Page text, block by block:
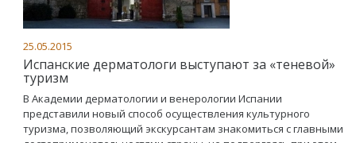
25.05.2015
Испанские дерматологи выступают за «теневой»
туризм
В Академии дерматологии и венерологии Испании
представили новый способ осуществления культурного
туризма, позволяющий экскурсантам знакомиться с главными